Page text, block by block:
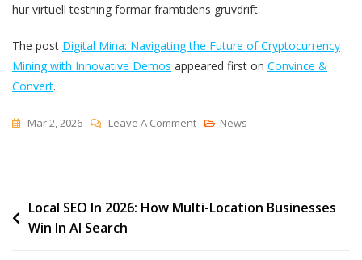
hur virtuell testning formar framtidens gruvdrift.
The post Digital Mina: Navigating the Future of Cryptocurrency
Mining with Innovative Demos appeared first on Convince &
Convert.
Mar 2, 2026 Leave A CommentOn
The
News
Post
navigation
Local SEO In 2026: How Multi-Location Businesses
Win In AI Search